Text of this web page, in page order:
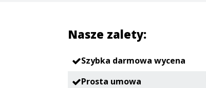
Nasze zalety:
Szybka darmowa wycena
Prosta umowa